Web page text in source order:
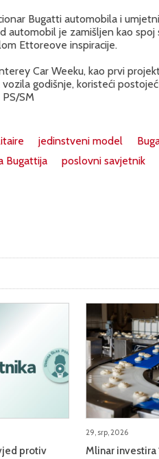
Bugatti automobila i
automobil je zamišljen kao spoj
Ettoreove inspiracije.
Car Weeku, kao prvi
godišnje, koristeći
SM
jedinstveni model
Bugattija
poslovni savjetnik
protiv
29, srp, 2026
Mlinar investira